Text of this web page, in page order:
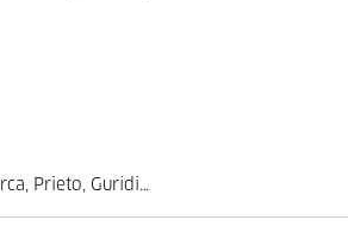
Prieto, Guridi…